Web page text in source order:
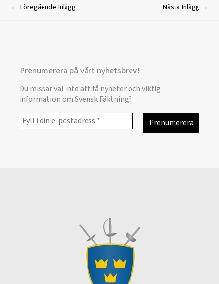
← Föregående Inlägg Nästa Inlägg →
Prenumerera på vårt nyhetsbrev!
Du missar väl inte att få nyheter och viktig
information om Svensk Fäktning?